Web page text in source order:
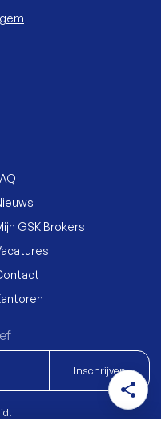
share
GSK Brokers
Inschrijven